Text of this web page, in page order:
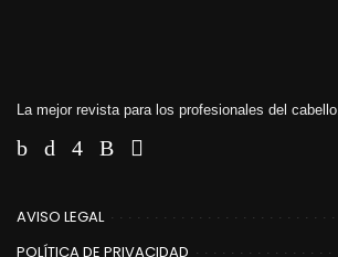
La mejor revista para los profesionales del cabello.
AVISO LEGAL
POLÍTICA DE PRIVACIDAD